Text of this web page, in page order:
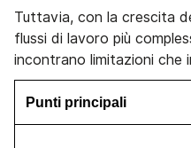
Tuttavia, con la crescita
flussi di lavoro più
incontrano limitazioni che
Punti principali